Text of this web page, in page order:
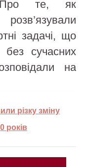
Про те, як
задачі, що
сучасних
на
різку зміну
років